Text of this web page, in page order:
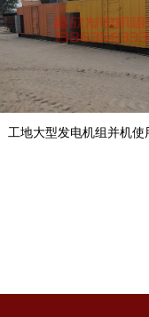
工地大型发电机组并机使用